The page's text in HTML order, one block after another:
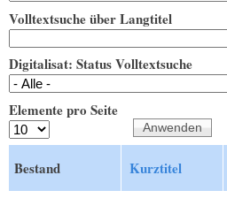
Volltextsuche über Langtitel
Digitalisat: Status Volltextsuche
Elemente pro Seite
Bestand Kurztitel